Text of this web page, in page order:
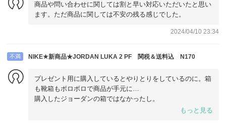
商品や問い合わせに関しては割と早い対応いただいたと思い
ます。ただ商品に関しては不安の残る感じでした。
2024/04/10 23:34
不満 NIKE★新商品★JORDAN LUKA 2 PF 関税＆送料込 N170
プレゼント用に購入しているとやりとりをしているのに。箱
も靴箱もボロボロで商品が手元に…
購入したジョーダンの箱ではなかったし。
もっと見る